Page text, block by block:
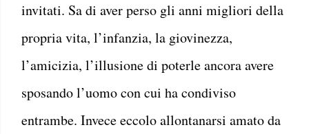
invitati. Sa di aver perso gli anni migliori della
propria vita, l’infanzia, la giovinezza,
l’amicizia, l’illusione di poterle ancora avere
sposando l’uomo con cui ha condiviso
entrambe. Invece eccolo allontanarsi amato da